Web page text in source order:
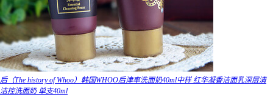
后（The history of Whoo）韩国WHOO后津率洗面奶40ml中样 红华凝香洁面乳深层清
洁控洗面奶 单支40ml